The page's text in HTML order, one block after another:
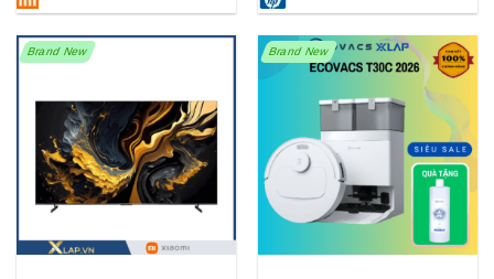
Brand New Brand New